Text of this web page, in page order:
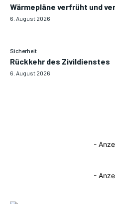
Wärmepläne verfrüht und
6. August 2026
Sicherheit
Rückkehr des Zivildienstes
6. August 2026
-
-